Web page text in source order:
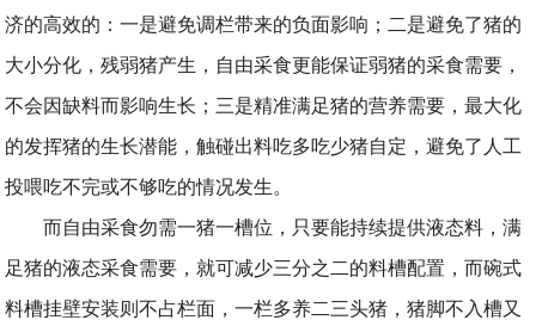
济的高效的：一是避免调栏带来的负面影响；二是避免了猪的
大小分化，残弱猪产生，自由采食更能保证弱猪的采食需要，
不会因缺料而影响生长；三是精准满足猪的营养需要，最大化
的发挥猪的生长潜能，触碰出料吃多吃少猪自定，避免了人工
投喂吃不完或不够吃的情况发生。
而自由采食勿需一猪一槽位，只要能持续提供液态料，满
足猪的液态采食需要，就可减少三分之二的料槽配置，而碗式
料槽挂壁安装则不占栏面，一栏多养二三头猪，猪脚不入槽又